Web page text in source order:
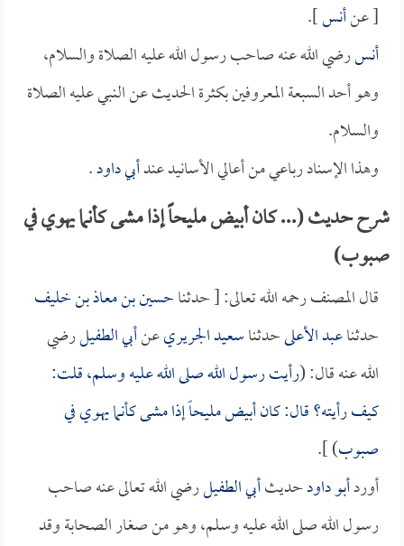
[ عنأنس].
أنسرضي الله عنه صاحب رسول الله عليه الصلاة والسلام،
وهو أحد السبعة المعروفين بكثرة الحديث عن النبي عليه الصلاة
والسلام.
وهذا الإسناد رباعي من أعالي الأسانيد عندأبي داود.
شرح حديث (... كان أبيض مليحاً إذا مشى كأنما يهوي في
صبوب)
قال المصنف رحمه الله تعالى: [ حدثناحسين بن معاذ بن خليف
حدثناعبد الأعلىحدثناسعيد الجريريعنأبي الطفيلرضي
الله عنه قال: (رأيت رسول الله صلى الله عليه وسلم، قلت:
كيف رأيته؟ قال: كان أبيض مليحاً إذا مشى كأنما يهوي في
صبوب) ].
أوردأبو داودحديثأبي الطفيلرضي الله تعالى عنه صاحب
رسول الله صلى الله عليه وسلم، وهو من صغار الصحابة وقد